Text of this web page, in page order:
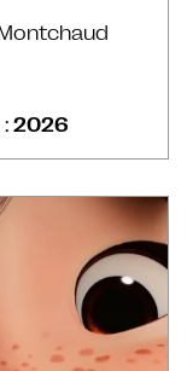
2026